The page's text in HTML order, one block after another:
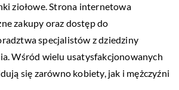
ziołowe. Strona internetowa
zakupy oraz dostęp do
specjalistów z dziedziny
Wśród wielu usatysfakcjonowanych
się zarówno kobiety, jak i mężczyźni